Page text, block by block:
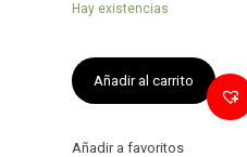
Hay existencias
Añadir al carrito
Añadir a favoritos